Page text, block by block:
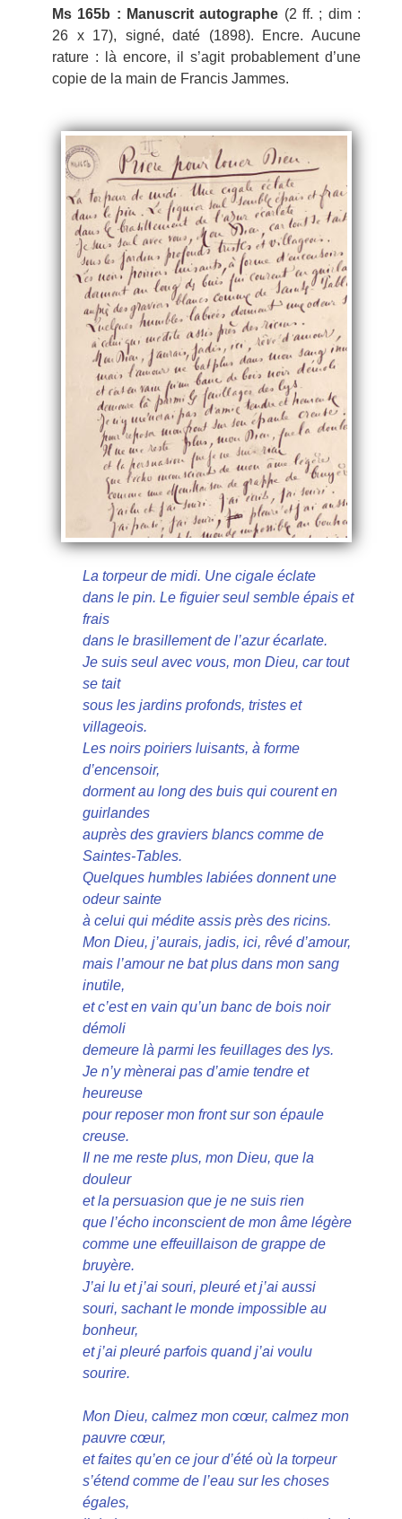
Ms 165b : Manuscrit autographe (2 ff. ; dim :
26 x 17), signé, daté (1898). Encre. Aucune
rature : là encore, il s’agit probablement d’une
copie de la main de Francis Jammes.
La torpeur de midi. Une cigale éclate
dans le pin. Le figuier seul semble épais et
frais
dans le brasillement de l’azur écarlate.
Je suis seul avec vous, mon Dieu, car tout
se tait
sous les jardins profonds, tristes et
villageois.
Les noirs poiriers luisants, à forme
d’encensoir,
dorment au long des buis qui courent en
guirlandes
auprès des graviers blancs comme de
Saintes-Tables.
Quelques humbles labiées donnent une
odeur sainte
à celui qui médite assis près des ricins.
Mon Dieu, j’aurais, jadis, ici, rêvé d’amour,
mais l’amour ne bat plus dans mon sang
inutile,
et c’est en vain qu’un banc de bois noir
démoli
demeure là parmi les feuillages des lys.
Je n’y mènerai pas d’amie tendre et
heureuse
pour reposer mon front sur son épaule
creuse.
Il ne me reste plus, mon Dieu, que la
douleur
et la persuasion que je ne suis rien
que l’écho inconscient de mon âme légère
comme une effeuillaison de grappe de
bruyère.
J’ai lu et j’ai souri, pleuré et j’ai aussi
souri, sachant le monde impossible au
bonheur,
et j’ai pleuré parfois quand j’ai voulu
sourire.
Mon Dieu, calmez mon cœur, calmez mon
pauvre cœur,
et faites qu’en ce jour d’été où la torpeur
s’étend comme de l’eau sur les choses
égales,